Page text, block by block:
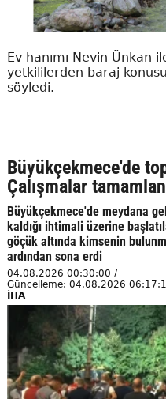
Ev hanımı Nevin Ünkan
yetkililerden baraj
söyledi.
Büyükçekmece'de
Çalışmalar
Büyükçekmece'de meydana
kaldığı ihtimali üzerine
göçük altında kimsenin
ardından sona erdi
04.08.2026 00:30:00 /
Güncelleme: 04.08.2026
İHA